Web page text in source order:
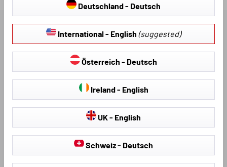
DESCRIZIONE
DOWNLOAD DISPONIBILI
VALUTAZIONI
Deutschland - Deutsch
International - English (suggested)
Österreich - Deutsch
Ireland - English
UK - English
Schweiz - Deutsch